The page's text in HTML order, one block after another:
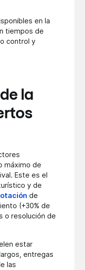
en la
tiempos de
control y
la
máximo de
Este es el
y de
de
(+30% de
o resolución de
estar
entregas
las